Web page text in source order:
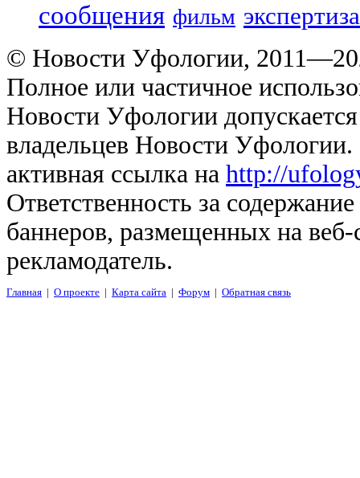
сообщения фильм экспертиза
© Новости Уфологии,
Полное или частичное
Новости Уфологии
владельцев Новости
активная ссылка на http://
Ответственность за
баннеров, размещенных на
рекламодатель.
Главная | О проекте | Карта сайта | Форум | Обратная связь